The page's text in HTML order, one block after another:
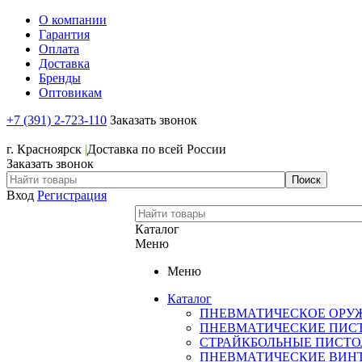
О компании
Гарантия
Оплата
Доставка
Бренды
Оптовикам
+7 (391) 2-723-110 Заказать звонок
г. Красноярск |Доставка по всей России
Заказать звонок
Вход Регистрация
Каталог
Меню
Меню
Каталог
ПНЕВМАТИЧЕСКОЕ
ПНЕВМАТИЧЕСКИЕ
СТРАЙКБОЛЬНЫЕ
ПНЕВМАТИЧЕСКИЕ